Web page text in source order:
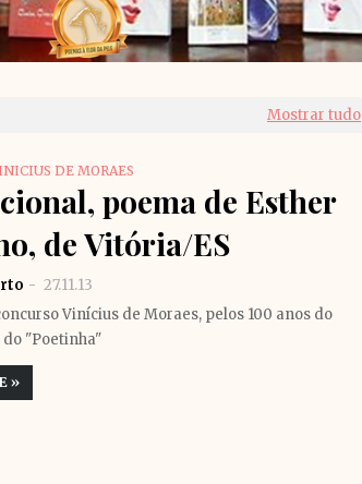
Mostrar tudo
DE MORAES
poema de Esther
de Vitória/ES
27.11.13
Vinícius de Moraes, pelos 100 anos do
"Poetinha"
»